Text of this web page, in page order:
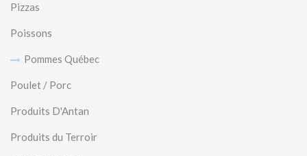
Pizzas
Poissons
Pommes Québec
Poulet / Porc
Produits D'Antan
Produits du Terroir